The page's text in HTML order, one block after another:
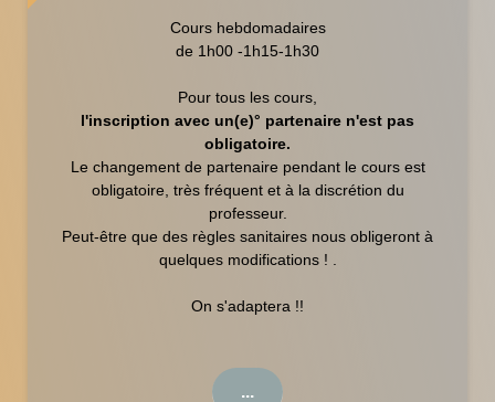
Cours hebdomadaires
de 1h00 -1h15-1h30
Pour tous les cours,
l'inscription avec un(e)° partenaire n'est pas
obligatoire.
Le changement de partenaire pendant le cours est
obligatoire, très fréquent et à la discrétion du
professeur.
Peut-être que des règles sanitaires nous obligeront à
quelques modifications ! .
On s'adaptera !!
...